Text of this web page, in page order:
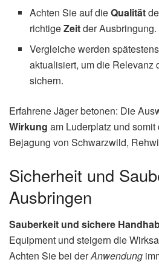
Achten Sie auf dieQualität
richtigeZeitder Ausbringung.
Vergleiche werden
aktualisiert, um die Relevanz
sichern.
Erfahrene Jäger betonen: Die
Wirkung am Luderplatz und somit
Bejagung von Schwarzwild,
Sicherheit und
Ausbringen
Sauberkeit und sichere
Equipment und steigern die
Achten Sie bei derAnwendung